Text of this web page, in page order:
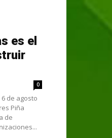
es el
0
de agosto
Piña
de